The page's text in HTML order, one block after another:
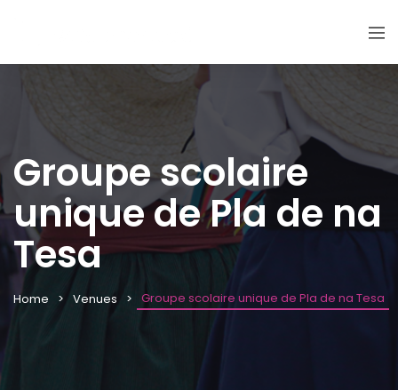
Groupe scolaire
unique de Pla de na
Tesa
Home Venues Groupe scolaire unique de Pla de na Tesa